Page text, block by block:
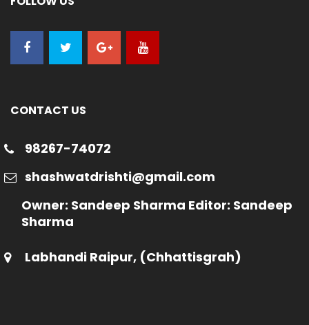
CONTACT US
98267-74072
shashwatdrishti@gmail.com
Owner: Sandeep Sharma Editor: Sandeep
Sharma
Labhandi Raipur, (Chhattisgrah)